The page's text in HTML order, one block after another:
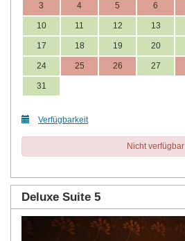
3 4 5 6
10 11 12 13
17 18 19 20
24 25 26 27
31
Verfügbarkeit
Nicht verfügbar
Deluxe Suite 5
Previous